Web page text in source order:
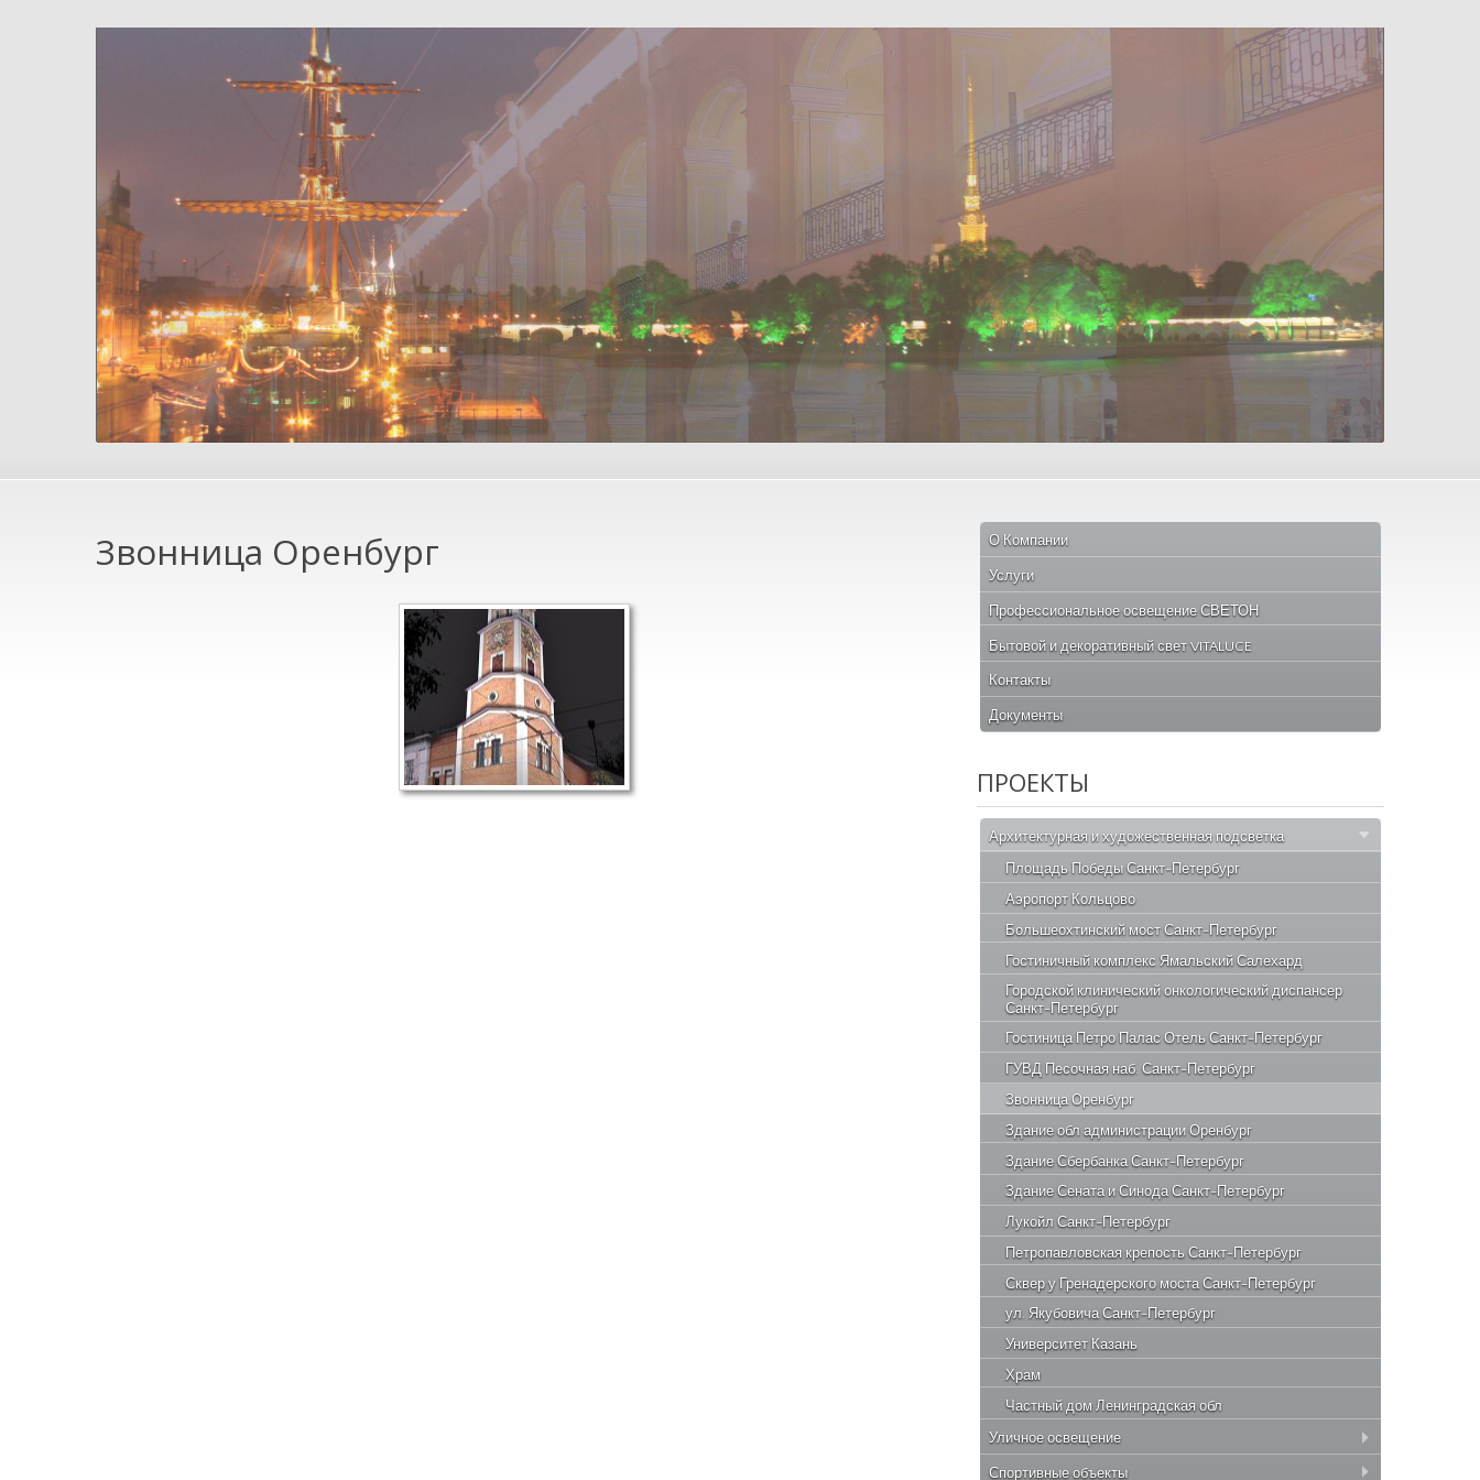
Звонница Оренбург О Компании
Услуги
Профессиональное освещение СВЕТОН
Бытовой и декоративный свет VITALUCE
Контакты
Документы
ПРОЕКТЫ
Архитектурная и художественная подсветка
Площадь Победы Санкт-Петербург
Аэропорт Кольцово
Большеохтинский мост Санкт-Петербург
Гостиничный комплекс Ямальский Салехард
Городской клинический онкологический диспансер
Санкт-Петербург
Гостиница Петро Палас Отель Санкт-Петербург
ГУВД Песочная наб. Санкт-Петербург
Звонница Оренбург
Здание обл администрации Оренбург
Здание Сбербанка Санкт-Петербург
Здание Сената и Синода Санкт-Петербург
Лукойл Санкт-Петербург
Петропавловская крепость Санкт-Петербург
Сквер у Гренадерского моста Санкт-Петербург
ул. Якубовича Санкт-Петербург
Университет Казань
Храм
Частный дом Ленинградская обл
Уличное освещение
Спортивные объекты